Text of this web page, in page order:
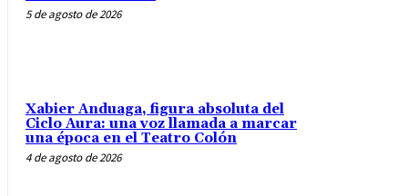
5 de agosto de 2026
Xabier Anduaga, figura absoluta del
Ciclo Aura: una voz llamada a marcar
una época en el Teatro Colón
4 de agosto de 2026